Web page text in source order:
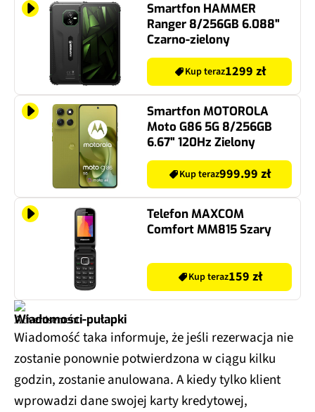
Smartfon HAMMER
Ranger 8/256GB 6.088"
Czarno-zielony
Kup teraz1299 zł
Smartfon MOTOROLA
Moto G86 5G 8/256GB
6.67" 120Hz Zielony
Kup teraz999.99 zł
Telefon MAXCOM
Comfort MM815 Szary
Kup teraz159 zł
Wiadomości-pułapki
Wiadomość taka informuje, że jeśli rezerwacja nie
zostanie ponownie potwierdzona w ciągu kilku
godzin, zostanie anulowana. A kiedy tylko klient
wprowadzi dane swojej karty kredytowej,